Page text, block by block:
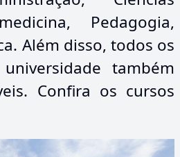
Pedagogia,
Além disso, todos os
também
Confira os cursos